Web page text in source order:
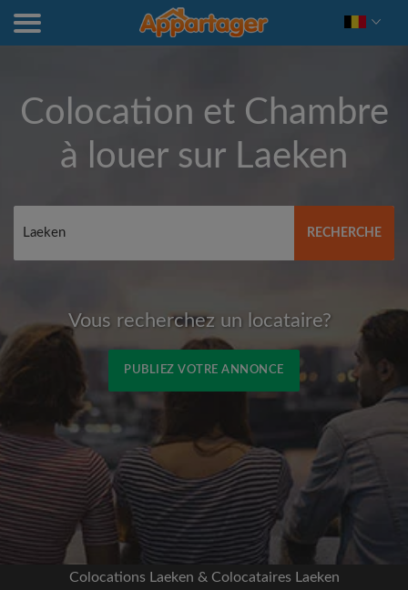
Colocation et Chambre
à louer sur Laeken
RECHERCHE
Vous recherchez un locataire?
PUBLIEZ VOTRE ANNONCE
Nous ne publierons jamais sur votre page sans
votre accord
OU
Loyer max par mois (€)
Colocations Laeken & Colocataires Laeken